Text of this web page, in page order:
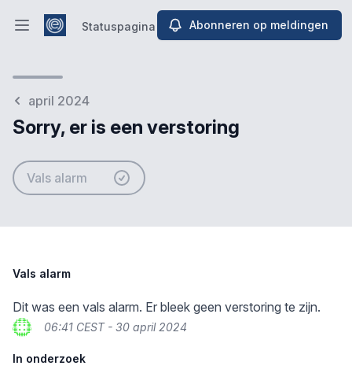
Hoofdmenu openen
Statuspagina Abonneren op meldingen
april 2024
Sorry, er is een verstoring
Vals alarm
Vals alarm
Dit was een vals alarm. Er bleek geen verstoring te zijn.
06:41 CEST - 30 april 2024
In onderzoek